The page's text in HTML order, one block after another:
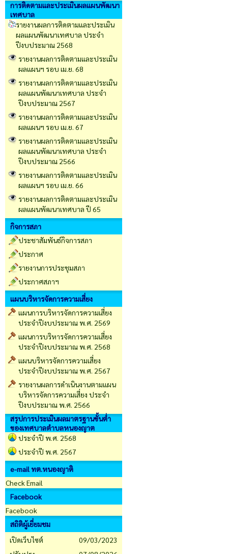
การติดตามและประเมินผลแผนพัฒนา
เทศบาล
รายงานผลการติดตามและประเมิน
ผลแผนพัฒนาเทศบาล ประจำ
ปีงบประมาณ 2568
รายงานผลการติดตามและประเมิน
ผลแผนฯ รอบ เม.ย. 68
รายงานผลการติดตามและประเมิน
ผลแผนพัฒนาเทศบาล ประจำ
ปีงบประมาณ 2567
รายงานผลการติดตามและประเมิน
ผลแผนฯ รอบ เม.ย. 67
รายงานผลการติดตามและประเมิน
ผลแผนพัฒนาเทศบาล ประจำ
ปีงบประมาณ 2566
รายงานผลการติดตามและประเมิน
ผลแผนฯ รอบ เม.ย. 66
รายงานผลการติดตามและประเมิน
ผลแผนพัฒนาเทศบาล ปี 65
กิจการสภา
ประชาสัมพันธ์กิจการสภา
ประกาศ
รายงานการประชุมสภา
ประกาศสภาฯ
แผนบริหารจัดการความเสี่ยง
แผนการบริหารจัดการความเสี่ยง
ประจำปีงบประมาณ พ.ศ. 2569
แผนการบริหารจัดการความเสี่ยง
ประจำปีงบประมาณ พ.ศ. 2568
แผนบริหารจัดการความเสี่ยง
ประจำปีงบประมาณ พ.ศ. 2567
รายงานผลการดำเนินงานตามแผน
บริหารจัดการความเสี่ยง ประจำ
ปีงบประมาณ พ.ศ. 2566
สรุปการประเมินผลมาตรฐานขั้นต่ำ
ของเทศบาลตำบลหนองญาต
ประจำปี พ.ศ. 2568
ประจำปี พ.ศ. 2567
e-mail ทต.หนองญาติ
Check Email
Facebook
Facebook
สถิติผู้เยี่ยมชม
เปิดเว็บไซต์
09/03/2023